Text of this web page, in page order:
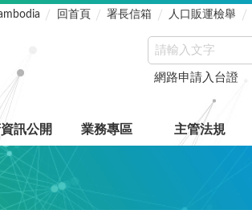
回首頁 署長信箱 人口販運檢舉
網路申請入台證
訊公開 業務專區 主管法規